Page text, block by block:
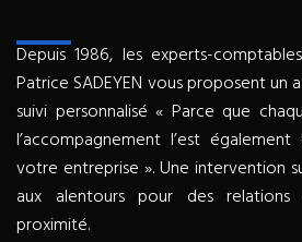
Depuis 1986, les experts-
Patrice SADEYEN vous proposent
suivi personnalisé « Parce que
l’accompagnement l’est
votre entreprise ». Une intervention
aux alentours pour des
proximité.